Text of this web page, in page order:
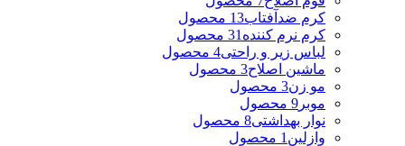
کرم ضدآفتاب13 محصول
کرم نرم کننده 31 محصول
لباس زیر و راحتی4 محصول
ماشین اصلاح3 محصول
مو زن3 محصول
موبر 9 محصول
نوار بهداشتی8 محصول
وازلین 1 محصول